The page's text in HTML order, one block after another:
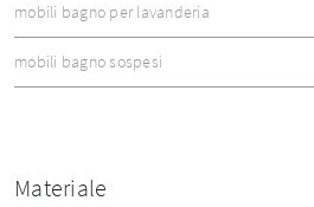
mobili bagno per lavanderia
mobili bagno sospesi
Materiale